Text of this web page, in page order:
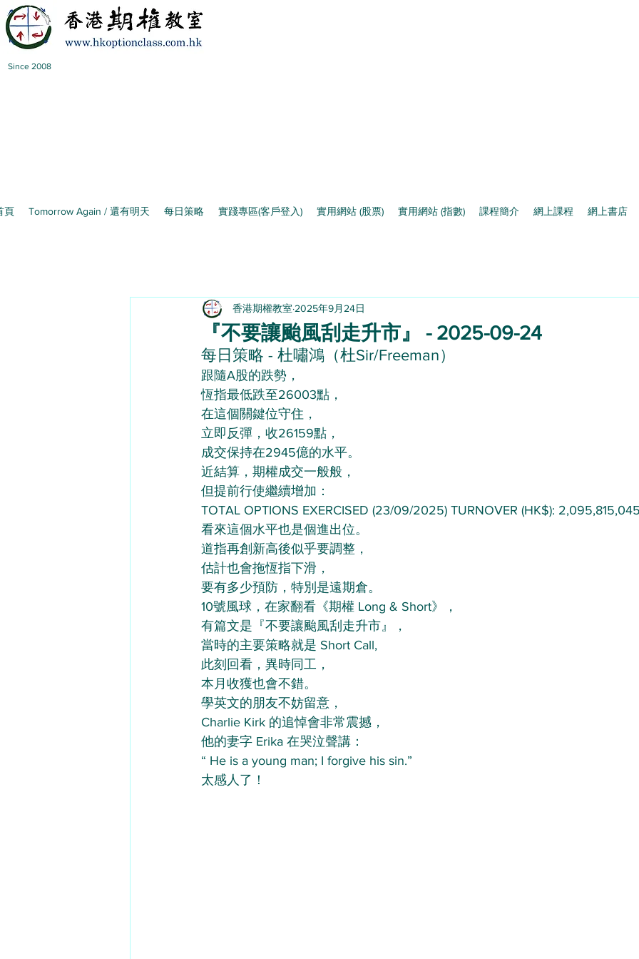
Since 2008
頁 Tomorrow Again / 還有明天 每日策略 實踐專區(客戶登入) 實用網站 (股票) 實用網站 (指數) 課程簡介 網上課程 網上書店
『不要讓颱風刮走升市』 - 2025-09-24
香港期權教室 2025年9月24日
每日策略 - 杜嘯鴻（杜Sir/Freeman）
跟隨A股的跌勢，
恆指最低跌至26003點，
在這個關鍵位守住，
立即反彈，收26159點，
成交保持在2945億的水平。
近結算，期權成交一般般，
但提前行使繼續增加：
TOTAL OPTIONS EXERCISED (23/09/2025) TURNOVER (HK$):
看來這個水平也是個進出位。
道指再創新高後似乎要調整，
估計也會拖恆指下滑，
要有多少預防，特別是遠期倉。
10號風球，在家翻看《期權 Long & Short》，
有篇文是『不要讓颱風刮走升市』，
當時的主要策略就是 Short Call,
此刻回看，異時同工，
本月收獲也會不錯。
學英文的朋友不妨留意，
Charlie Kirk 的追悼會非常震撼，
他的妻字 Erika 在哭泣聲講：
“ He is a young man; I forgive his sin.”
太感人了！